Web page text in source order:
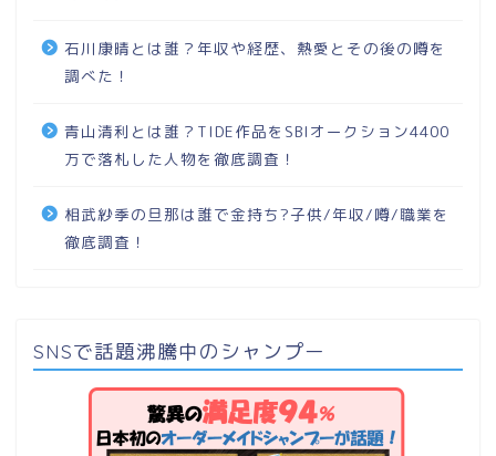
石川康晴とは誰？年収や経歴、熱愛とその後の噂を
調べた！
青山清利とは誰？TIDE作品をSBIオークション4400
万で落札した人物を徹底調査！
相武紗季の旦那は誰で金持ち?子供/年収/噂/職業を
徹底調査！
SNSで話題沸騰中のシャンプー